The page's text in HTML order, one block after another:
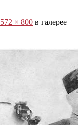
572 × 800 в галерее